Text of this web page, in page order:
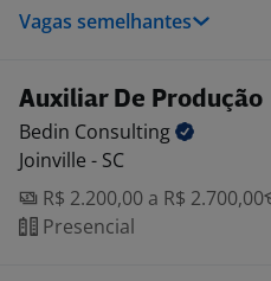
Vagas semelhantes
Auxiliar De Produção
Bedin Consulting
Joinville - SC
R$ 2.200,00 a R$ 2.700,00
Presencial